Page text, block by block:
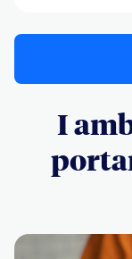
I